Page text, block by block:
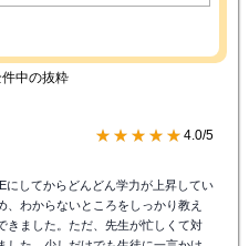
なる料金はこちら
全国展開
くの校舎を探す
業のお申込みはこちら
中の抜粋